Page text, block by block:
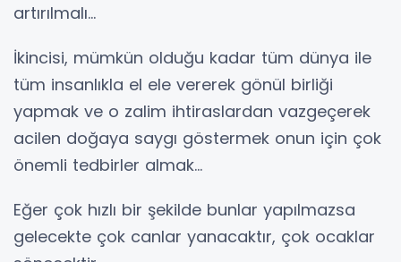
artırılmalı…
İkincisi, mümkün olduğu kadar tüm dünya ile
tüm insanlıkla el ele vererek gönül birliği
yapmak ve o zalim ihtiraslardan vazgeçerek
acilen doğaya saygı göstermek onun için çok
önemli tedbirler almak…
Eğer çok hızlı bir şekilde bunlar yapılmazsa
gelecekte çok canlar yanacaktır, çok ocaklar